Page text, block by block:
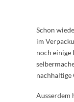
Schon
im
noch einige
nachhaltige
Ausserdem